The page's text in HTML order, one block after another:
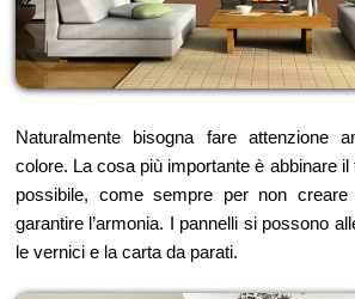
Naturalmente bisogna fare attenzione
colore. La cosa più importante è abbinare
possibile, come sempre per non
garantire l’armonia. I pannelli si possono
le vernici e la carta da parati.